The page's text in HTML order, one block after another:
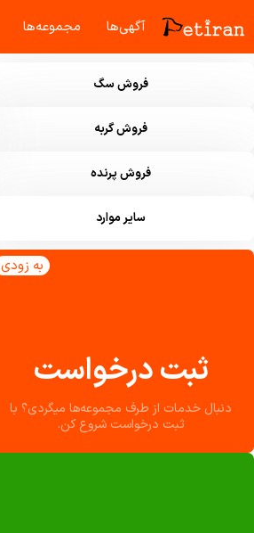
آگهی‌ها مجموعه‌ها
فروش سگ
فروش گربه
فروش پرنده
سایر موارد
ثبت درخواست
دنبال خدمات از طرف مجموعه‌ها میگردی؟ با
ثبت درخواست شروع کن.
به زودی